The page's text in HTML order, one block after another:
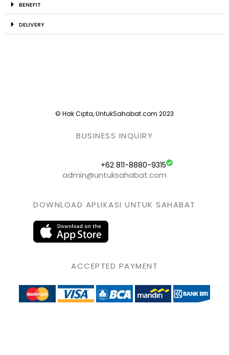
BENEFIT
DELIVERY
© Hak Cipta, UntukSahabat.com 2023
BUSINESS INQUIRY
+62 811-8880-9315
admin@untuksahabat.com
DOWNLOAD APLIKASI UNTUK SAHABAT
ACCEPTED PAYMENT